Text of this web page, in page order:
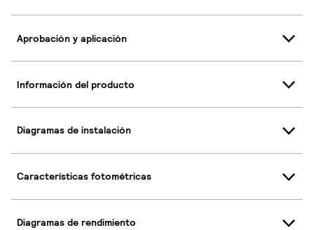
Aprobación y aplicación
Información del producto
Diagramas de instalación
Características fotométricas
Diagramas de rendimiento